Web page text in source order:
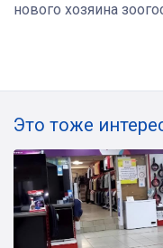
нового хозяина
Это тоже